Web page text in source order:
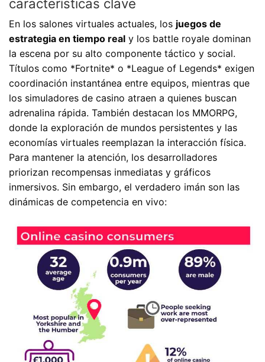
características clave
En los salones virtuales actuales, los juegos de
estrategia en tiempo real y los battle royale dominan
la escena por su alto componente táctico y social.
Títulos como *Fortnite* o *League of Legends* exigen
coordinación instantánea entre equipos, mientras que
los simuladores de casino atraen a quienes buscan
adrenalina rápida. También destacan los MMORPG,
donde la exploración de mundos persistentes y las
economías virtuales reemplazan la interacción física.
Para mantener la atención, los desarrolladores
priorizan recompensas inmediatas y gráficos
inmersivos. Sin embargo, el verdadero imán son las
dinámicas de competencia en vivo: